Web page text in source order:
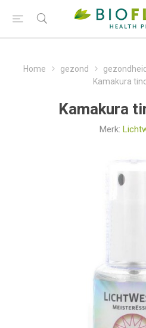
Home gezond
Kamakura
Kamakura
Merk: